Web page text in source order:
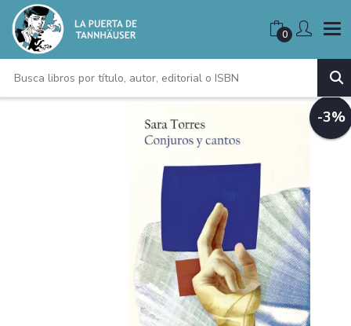
0
-3%